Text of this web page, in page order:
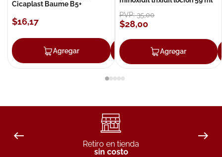
Cicaplast Baume B5+
$16,17
Agregar Agregar
PVP:35,00
$28,00
Agregar
Retiro en tienda
sin costo